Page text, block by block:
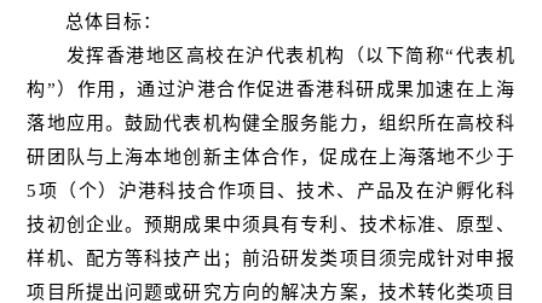
总体目标：
发挥香港地区高校在沪代表机构（以下简称“代表机
构”）作用，通过沪港合作促进香港科研成果加速在上海
落地应用。鼓励代表机构健全服务能力，组织所在高校科
研团队与上海本地创新主体合作，促成在上海落地不少于
5项（个）沪港科技合作项目、技术、产品及在沪孵化科
技初创企业。预期成果中须具有专利、技术标准、原型、
样机、配方等科技产出；前沿研发类项目须完成针对申报
项目所提出问题或研究方向的解决方案，技术转化类项目